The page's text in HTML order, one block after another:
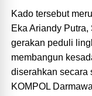
Kado tersebut
Eka Ariandy
gerakan peduli
membangun
diserahkan secara
KOMPOL